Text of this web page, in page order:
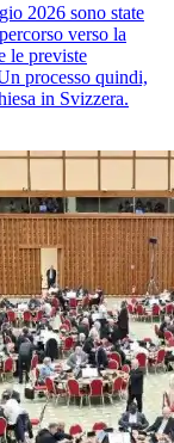
2026 sono state
verso la
le previste
processo quindi,
in Svizzera.